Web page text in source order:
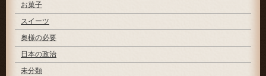
お菓子
スイーツ
奥様の必要
日本の政治
未分類